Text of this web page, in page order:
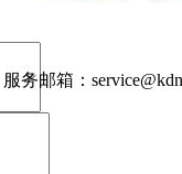
服务邮箱：